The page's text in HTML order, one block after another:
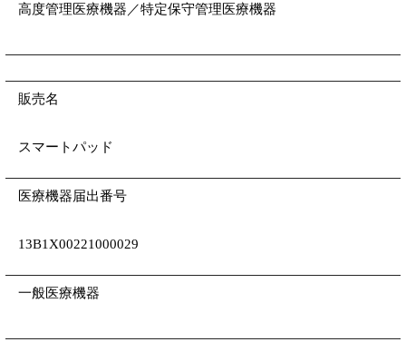
高度管理医療機器／特定保守管理医療機器
販売名
スマートパッド
医療機器届出番号
13B1X00221000029
一般医療機器